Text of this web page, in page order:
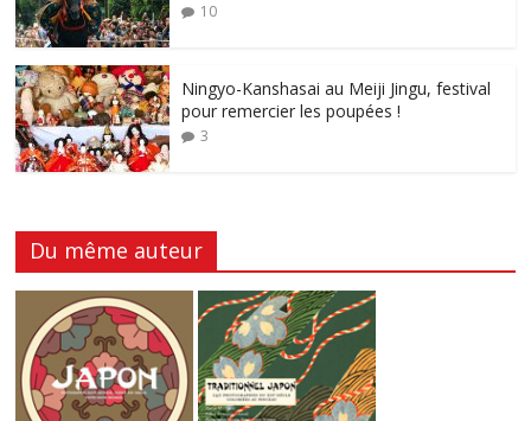
10
Ningyo-Kanshasai au Meiji Jingu, festival
pour remercier les poupées !
3
Du même auteur